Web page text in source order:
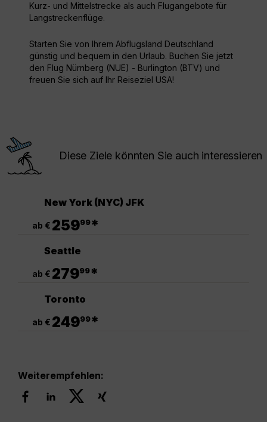
Kurz- und Mittelstrecke als auch Flugangebote für
Langstreckenflüge.
Starten Sie von Ihrem Abflugsland Deutschland
günstig und bequem in den Urlaub. Buchen Sie jetzt
den Flug Nürnberg (NUE) - Burlington (BTV) und
freuen Sie sich auf Ihr Reiseziel USA!
Diese Ziele könnten Sie auch interessieren
New York (NYC) JFK
ab € 25999*
Seattle
ab € 27999*
Toronto
ab € 24999*
Weiterempfehlen: